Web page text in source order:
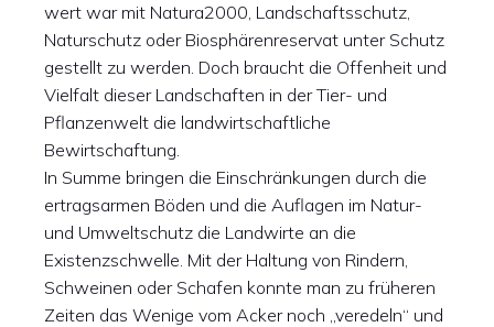
wert war mit Natura2000, Landschaftsschutz,
Naturschutz oder Biosphärenreservat unter Schutz
gestellt zu werden. Doch braucht die Offenheit und
Vielfalt dieser Landschaften in der Tier- und
Pflanzenwelt die landwirtschaftliche
Bewirtschaftung.
In Summe bringen die Einschränkungen durch die
ertragsarmen Böden und die Auflagen im Natur-
und Umweltschutz die Landwirte an die
Existenzschwelle. Mit der Haltung von Rindern,
Schweinen oder Schafen konnte man zu früheren
Zeiten das Wenige vom Acker noch „veredeln“ und